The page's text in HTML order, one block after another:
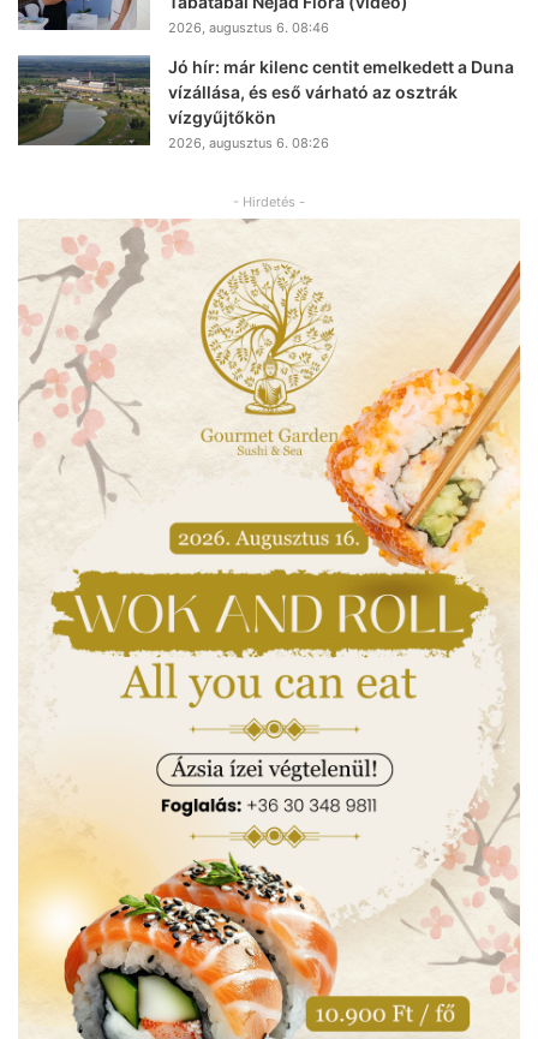
2026, augusztus 6. 08:46
Jó hír: már kilenc centit emelkedett a Duna
vízállása, és eső várható az osztrák
vízgyűjtőkön
2026, augusztus 6. 08:26
- Hirdetés -